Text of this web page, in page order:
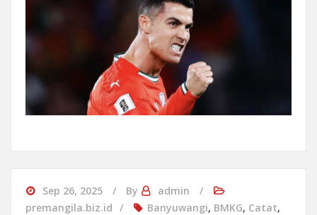
Sep 26, 2025 By
admin
premangila.biz.id
Banyuwangi, BMKG, Catat,